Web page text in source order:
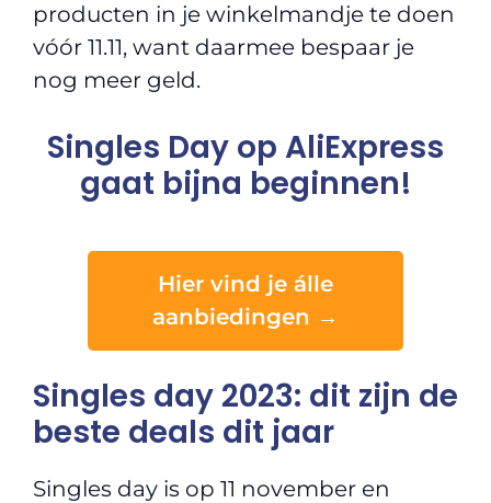
producten in je winkelmandje te doen
vóór 11.11, want daarmee bespaar je
nog meer geld.
Singles Day op AliExpress
gaat bijna beginnen!
Hier vind je álle
aanbiedingen →
Singles day 2023: dit zijn de
beste deals dit jaar
Singles day is op 11 november en